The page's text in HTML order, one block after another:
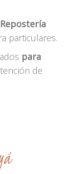
Repostería
particulares.
para
de